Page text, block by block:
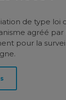
de type loi
agréé
pour la